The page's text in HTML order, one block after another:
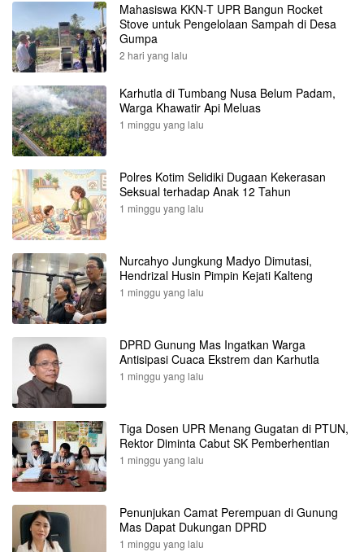
Mahasiswa KKN-T UPR Bangun Rocket
Stove untuk Pengelolaan Sampah di Desa
Gumpa
2 hari yang lalu
Karhutla di Tumbang Nusa Belum Padam,
Warga Khawatir Api Meluas
1 minggu yang lalu
Polres Kotim Selidiki Dugaan Kekerasan
Seksual terhadap Anak 12 Tahun
1 minggu yang lalu
Nurcahyo Jungkung Madyo Dimutasi,
Hendrizal Husin Pimpin Kejati Kalteng
1 minggu yang lalu
DPRD Gunung Mas Ingatkan Warga
Antisipasi Cuaca Ekstrem dan Karhutla
1 minggu yang lalu
Tiga Dosen UPR Menang Gugatan di PTUN,
Rektor Diminta Cabut SK Pemberhentian
1 minggu yang lalu
Penunjukan Camat Perempuan di Gunung
Mas Dapat Dukungan DPRD
1 minggu yang lalu